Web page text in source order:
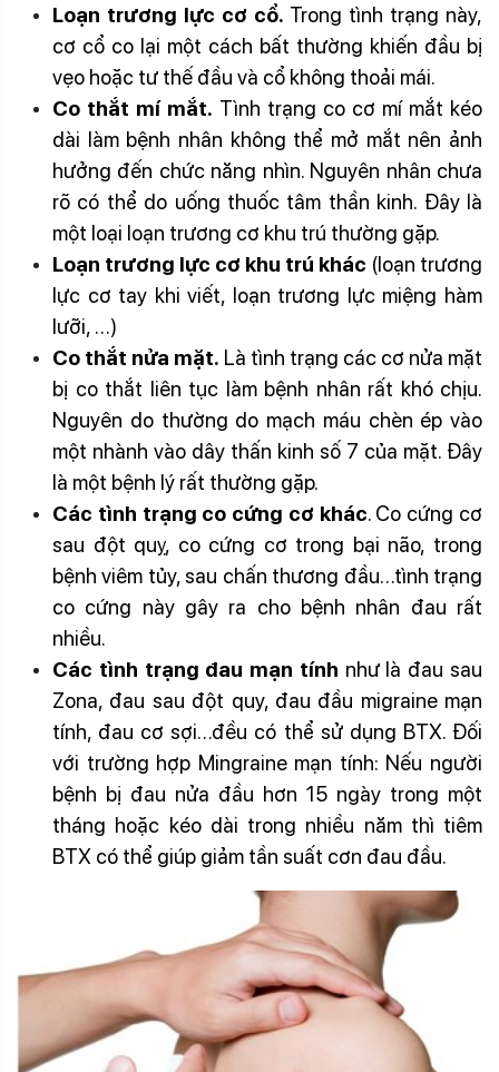
Loạn trương lực cơ cổ. Trong tình trạng này,
cơ cổ co lại một cách bất thường khiến đầu bị
vẹo hoặc tư thế đầu và cổ không thoải mái.
Co thắt mí mắt. Tình trạng co cơ mí mắt kéo
dài làm bệnh nhân không thể mở mắt nên ảnh
hưởng đến chức năng nhìn. Nguyên nhân chưa
rõ có thể do uống thuốc tâm thần kinh. Đây là
một loại loạn trương cơ khu trú thường gặp.
Loạn trương lực cơ khu trú khác (loạn trương
lực cơ tay khi viết, loạn trương lực miệng hàm
lưỡi, …)
Co thắt nửa mặt. Là tình trạng các cơ nửa mặt
bị co thắt liên tục làm bệnh nhân rất khó chịu.
Nguyên do thường do mạch máu chèn ép vào
một nhành vào dây thấn kinh số 7 của mặt. Đây
là một bệnh lý rất thường gặp.
Các tình trạng co cứng cơ khác. Co cứng cơ
sau đột quỵ, co cứng cơ trong bại não, trong
bệnh viêm tủy, sau chấn thương đầu…tình trạng
co cứng này gây ra cho bệnh nhân đau rất
nhiều.
Các tình trạng đau mạn tính như là đau sau
Zona, đau sau đột quy, đau đầu migraine mạn
tính, đau cơ sợi…đều có thể sử dụng BTX. Đối
với trường hợp Mingraine mạn tính: Nếu người
bệnh bị đau nửa đầu hơn 15 ngày trong một
tháng hoặc kéo dài trong nhiều năm thì tiêm
BTX có thể giúp giảm tần suất cơn đau đầu.